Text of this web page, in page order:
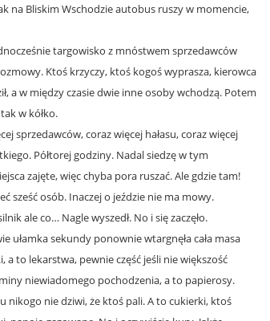
na Bliskim Wschodzie autobus ruszy w momencie,
targowisko z mnóstwem sprzedawców
Ktoś krzyczy, ktoś kogoś wyprasza, kierowca
a w między czasie dwie inne osoby wchodzą. Potem
w kółko.
sprzedawców, coraz więcej hałasu, coraz więcej
Półtorej godziny. Nadal siedzę w tym
zajęte, więc chyba pora ruszać. Ale gdzie tam!
sześć osób. Inaczej o jeździe nie ma mowy.
ale co… Nagle wyszedł. No i się zaczęło.
ułamka sekundy ponownie wtargnęła cała masa
a to lekarstwa, pewnie część jeśli nie większość
niewiadomego pochodzenia, a to papierosy.
nikogo nie dziwi, że ktoś pali. A to cukierki, ktoś